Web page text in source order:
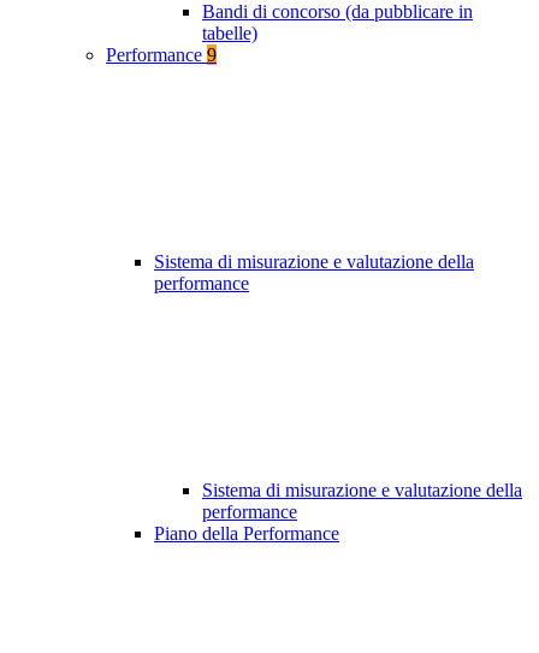
Bandi di concorso (da pubblicare in
tabelle)
Performance 9
Sistema di misurazione e valutazione della
performance
Sistema di misurazione e valutazione della
performance
Piano della Performance